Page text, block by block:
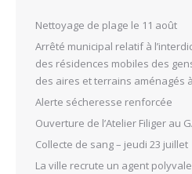
Nettoyage de plage le 11 août
Arrêté municipal relatif à
des résidences mobiles des
des aires et terrains aménagés
Alerte sécheresse renforcée
Ouverture de l’Atelier Filiger au
Collecte de sang – jeudi 23 juillet
La ville recrute un agent